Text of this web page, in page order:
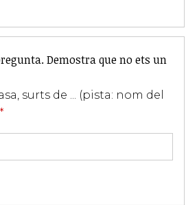
Demostra que no ets un
surts de ... (pista: nom del
*